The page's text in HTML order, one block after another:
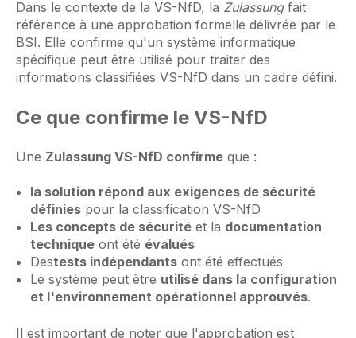
Dans le contexte de la VS-NfD, la Zulassungfait
référence à une approbation formelle délivrée par le
BSI. Elle confirme qu'un système informatique
spécifique peut être utilisé pour traiter des
informations classifiées VS-NfD dans un cadre défini.
Ce que confirme le VS-NfD
Une Zulassung VS-NfD confirme que :
la solution répond aux exigences de sécurité
définiespour la classification VS-NfD
Les concepts de sécuritéet la documentation
techniqueont été évalués
Destests indépendantsont été effectués
Le système peut être utilisé dans la configuration
et l'environnement opérationnel approuvés.
Il est important de noter que l'approbation est